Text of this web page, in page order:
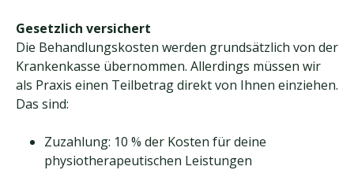
Gesetzlich versichert
Die Behandlungskosten werden grundsätzlich von der
Krankenkasse übernommen. Allerdings müssen wir
als Praxis einen Teilbetrag direkt von Ihnen einziehen.
Das sind:
Zuzahlung: 10 % der Kosten für deine
physiotherapeutischen Leistungen